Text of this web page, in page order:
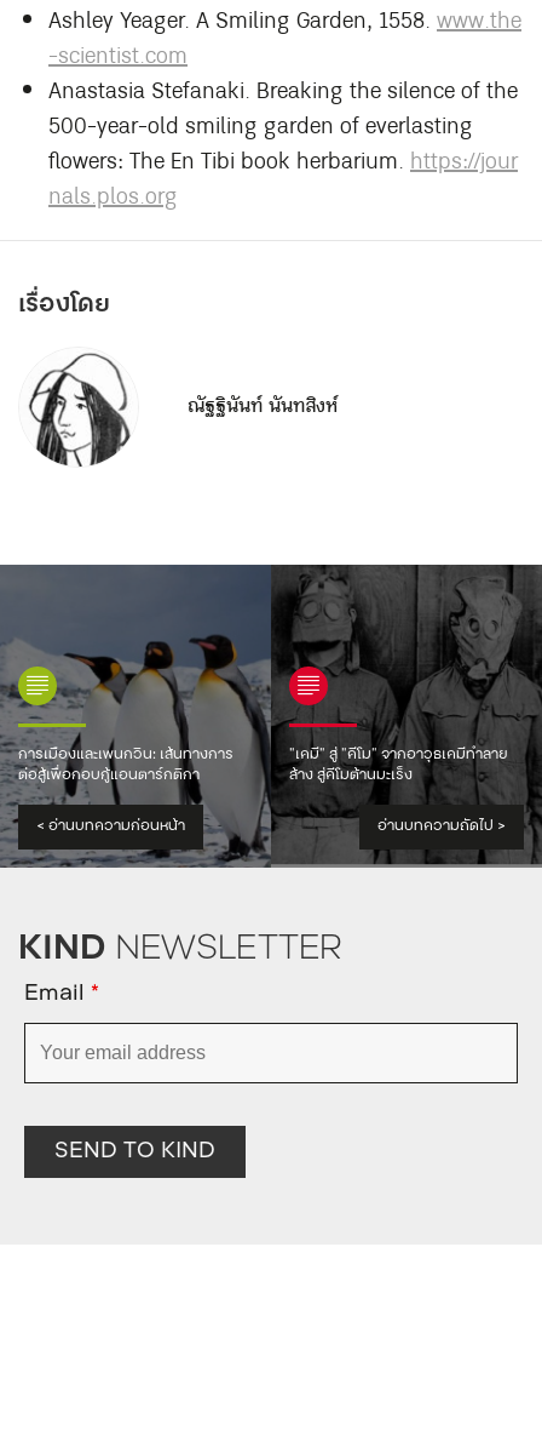
Ashley Yeager. A Smiling Garden, 1558.www.the
-scientist.com
Anastasia Stefanaki. Breaking the silence of the
500-year-old smiling garden of everlasting
flowers: The En Tibi book herbarium.https://jour
nals.plos.org
เรื่องโดย
ณัฐฐินันท์ นันทสิงห์
การเมืองและเพนกวิน: เส้นทางการ
ต่อสู้เพื่อกอบกู้แอนตาร์กติกา
< อ่านบทความก่อนหน้า
“เคมี” สู่ “คีโม” จากอาวุธเคมีทำลาย
ล้าง สู่คีโมต้านมะเร็ง
อ่านบทความถัดไป >
KIND NEWSLETTER
Email *